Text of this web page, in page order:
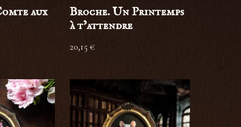
aux
Broche. Un Printemps
à t’attendre
20,15€